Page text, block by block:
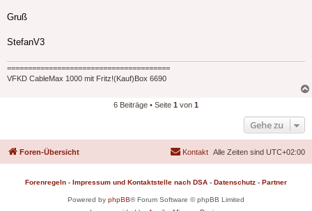
Gruß
StefanV3
=======================================
VFKD CableMax 1000 mit Fritz!(Kauf)Box 6690
6 Beiträge • Seite 1 von 1
Gehe zu
Foren-Übersicht Alle Zeiten sind UTC+02:00
Kontakt
Forenregeln - Impressum und Kontaktstelle nach DSA - Datenschutz - Partner
Powered by phpBB® Forum Software © phpBB Limited